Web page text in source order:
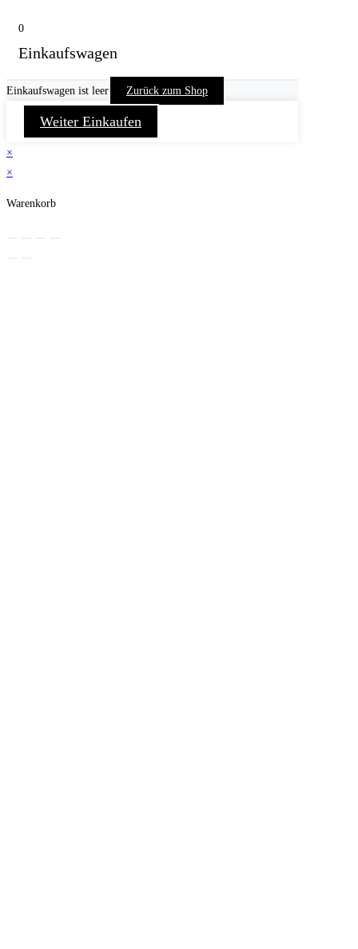
0
Einkaufswagen
Einkaufswagen ist leer Zurück zum Shop
Weiter Einkaufen
×
×
Warenkorb